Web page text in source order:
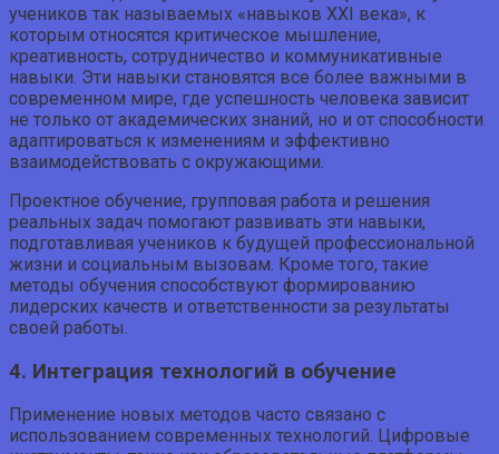
учеников так называемых «навыков XXI века», к
которым относятся критическое мышление,
креативность, сотрудничество и коммуникативные
навыки. Эти навыки становятся все более важными в
современном мире, где успешность человека зависит
не только от академических знаний, но и от способности
адаптироваться к изменениям и эффективно
взаимодействовать с окружающими.
Проектное обучение, групповая работа и решения
реальных задач помогают развивать эти навыки,
подготавливая учеников к будущей профессиональной
жизни и социальным вызовам. Кроме того, такие
методы обучения способствуют формированию
лидерских качеств и ответственности за результаты
своей работы.
4. Интеграция технологий в обучение
Применение новых методов часто связано с
использованием современных технологий. Цифровые